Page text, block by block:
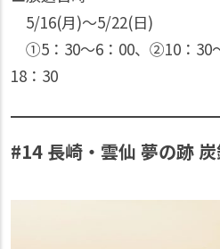
5/16(月)〜5/22(日)
①5：30〜6：00、②10：30
18：30
#14 長崎・雲仙 夢の跡